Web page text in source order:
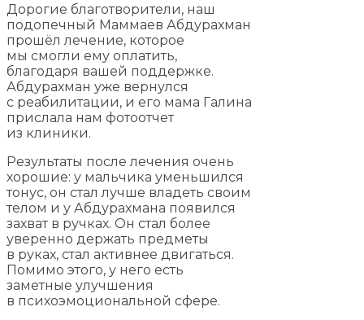
Дорогие благотворители, наш
подопечный Маммаев Абдурахман
прошёл лечение, которое
мы смогли ему оплатить,
благодаря вашей поддержке.
Абдурахман уже вернулся
с реабилитации, и его мама Галина
прислала нам фотоотчет
из клиники.
Результаты после лечения очень
хорошие: у мальчика уменьшился
тонус, он стал лучше владеть своим
телом и у Абдурахмана появился
захват в ручках. Он стал более
уверенно держать предметы
в руках, стал активнее двигаться.
Помимо этого, у него есть
заметные улучшения
в психоэмоциональной сфере.